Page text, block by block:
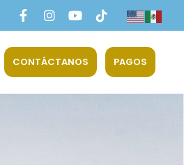
CONTÁCTANOS PAGOS